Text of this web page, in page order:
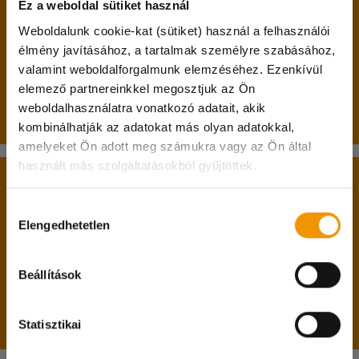
Ez a weboldal sütiket használ
Weboldalunk cookie-kat (sütiket) használ a felhasználói
élmény javításához, a tartalmak személyre szabásához,
valamint weboldalforgalmunk elemzéséhez. Ezenkívül
elemező partnereinkkel megosztjuk az Ön
weboldalhasználatra vonatkozó adatait, akik
kombinálhatják az adatokat más olyan adatokkal,
amelyeket Ön adott meg számukra vagy az Ön által
használt más szolgáltatásokból gyűjtöttek.
kiválasztása
Elengedhetetlen
Beállítások
Statisztikai
Kedves diákok!
A hőségriadóra való tekintettel 07.31. és 08.04.
között irodánk zárva tart!
A diakmunka@student.hu e-mail címen és a
alatt is elértek minket, viszont csak online
ügyintézésre lesz lehetőség.
Megértéseteket köszönjük!
betöltött 17. életév;
nappali tagozatos hallgatói jogviszony.
Passzív féléves hallgatók jelentkezését is várjuk!
A belépéshez feltétlenül hozd magaddal:
személyi igazolványodat;
adókártyádat;
magyarországi bankszámlaszámodat.